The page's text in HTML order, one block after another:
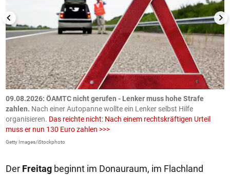
09.08.2026: ÖAMTC nicht gerufen - Lenker muss hohe Strafe
zahlen. Nach einer Autopanne wollte ein Lenker selbst Hilfe
organisieren. Das reichte nicht: Nach einem rechtskräftigen Urteil
muss er nun 130 Euro zahlen >>>
Getty Images/iStockphoto
Der Freitag beginnt im Donauraum, im Flachland